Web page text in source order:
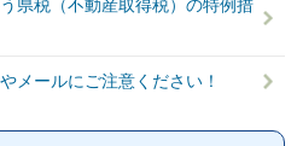
県税（不動産取得税）の特例措
メールにご注意ください！